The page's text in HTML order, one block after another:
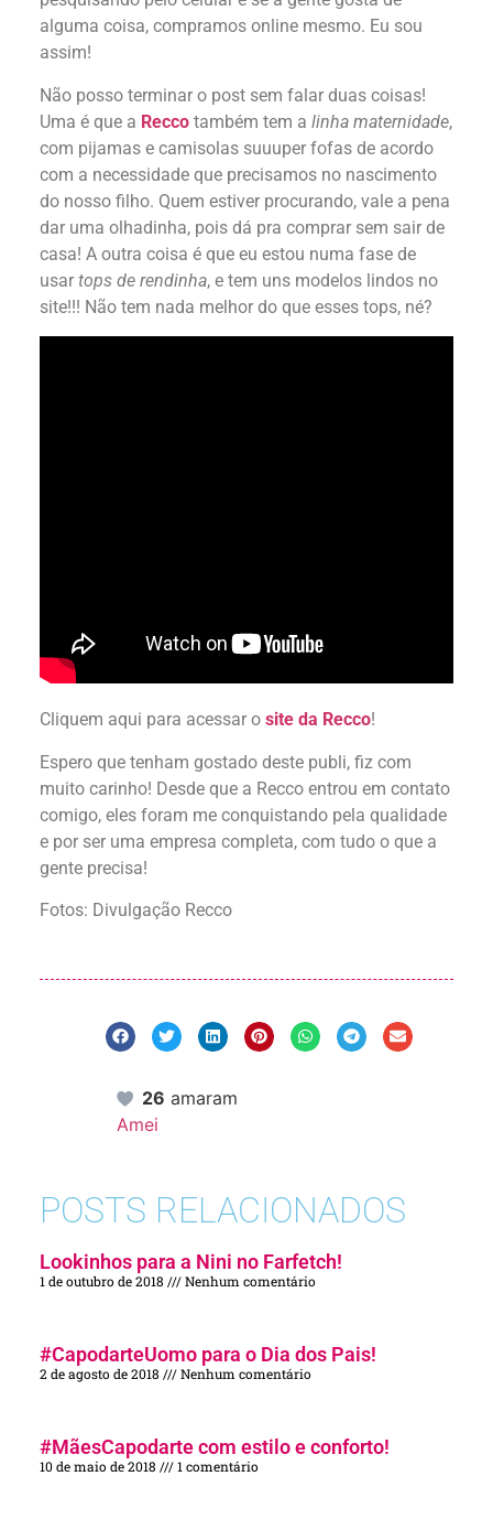
alguma coisa, compramos online mesmo. Eu sou
assim!
Não posso terminar o post sem falar duas coisas!
Uma é que a Recco também tem a linha maternidade,
com pijamas e camisolas suuuper fofas de acordo
com a necessidade que precisamos no nascimento
do nosso filho. Quem estiver procurando, vale a pena
dar uma olhadinha, pois dá pra comprar sem sair de
casa! A outra coisa é que eu estou numa fase de
usar tops de rendinha, e tem uns modelos lindos no
site!!! Não tem nada melhor do que esses tops, né?
Cliquem aqui para acessar o site da Recco!
Espero que tenham gostado deste publi, fiz com
muito carinho! Desde que a Recco entrou em contato
comigo, eles foram me conquistando pela qualidade
e por ser uma empresa completa, com tudo o que a
gente precisa!
Fotos: Divulgação Recco
26 amaram
Amei
POSTS RELACIONADOS
Lookinhos para a Nini no Farfetch!
1 de outubro de 2018 Nenhum comentário
#CapodarteUomo para o Dia dos Pais!
2 de agosto de 2018 Nenhum comentário
#MãesCapodarte com estilo e conforto!
10 de maio de 2018 1 comentário